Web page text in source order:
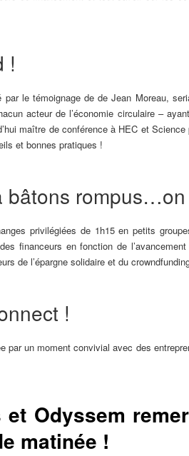
!
par le témoignage de de Jean Moreau,
acteur de l’économie circulaire –
maître de conférence à HEC et
et bonnes pratiques !
bâtons
privilégiées de 1h15 en petits
financeurs en fonction de
de l’épargne solidaire et du
!
par un moment convivial avec des
et Odyssem
matinée !